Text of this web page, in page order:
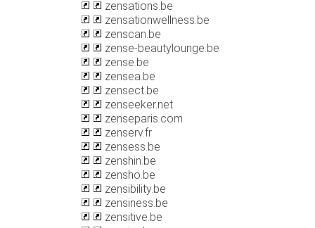
zensations.be
zensationwellness.be
zenscan.be
zense-beautylounge.be
zense.be
zensea.be
zensect.be
zenseeker.net
zenseparis.com
zenserv.fr
zensess.be
zenshin.be
zensho.be
zensibility.be
zensiness.be
zensitive.be